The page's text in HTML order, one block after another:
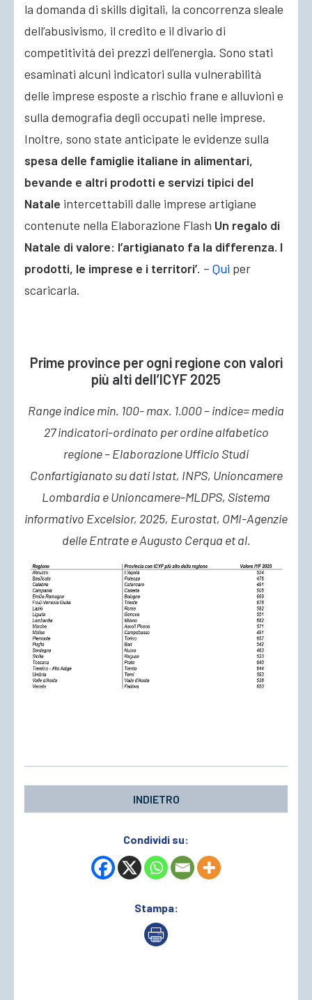
la domanda di skills digitali, la concorrenza sleale
dell’abusivismo, il credito e il divario di
competitività dei prezzi dell’energia. Sono stati
esaminati alcuni indicatori sulla vulnerabilità
delle imprese esposte a rischio frane e alluvioni e
sulla demografia degli occupati nelle imprese.
Inoltre, sono state anticipate le evidenze sulla
spesa delle famiglie italiane in alimentari,
bevande e altri prodotti e servizi tipici del
Natale intercettabili dalle imprese artigiane
contenute nella Elaborazione Flash Un regalo di
Natale di valore: l’artigianato fa la differenza. I
prodotti, le imprese e i territori’. – Qui per
scaricarla.
Prime province per ogni regione con valori
più alti dell’ICYF 2025
Range indice min. 100- max. 1.000 – indice= media
27 indicatori-ordinato per ordine alfabetico
regione – Elaborazione Ufficio Studi
Confartigianato su dati Istat, INPS, Unioncamere
Lombardia e Unioncamere-MLDPS, Sistema
informativo Excelsior, 2025, Eurostat, OMI-Agenzie
delle Entrate e Augusto Cerqua et al.
INDIETRO
Condividi su:
Stampa: